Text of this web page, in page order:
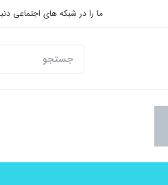
ما را در شبکه های اجتماعی